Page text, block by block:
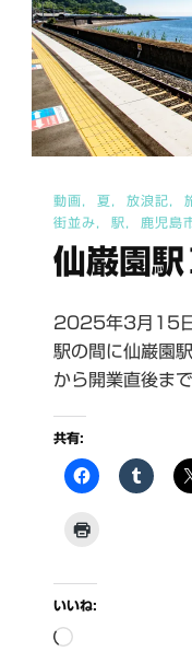
動画 夏 放浪記
街並み
駅 鹿児島
仙巌園
2025年3月15日
駅の間に仙巌園
から開業直後ま
共有:
いいね:
読